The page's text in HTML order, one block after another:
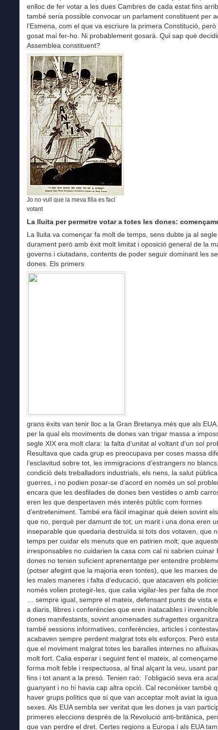
enlloc de fer votar a les dues Cambres de cada estat fins
també seria possible convocar un parlament constituent per
l’Esmena, com el que va escriure la primera Constitució,
gosat mai fer-ho. Ni probablement gosarà. Qui sap què
Assemblea constituent?
Jo no vull que la meva filla es faci
votant
La lluita per permetre votar a totes les dones:
La lluita va començar fa molt de temps, sens dubte ja al
durament però amb èxit molt limitat i oposició general de la
governs i ciutadans, contents de poder seguir dominant les
dones. Els primers
grans èxits van tenir lloc a la Gran Bretanya més que als
per la qual els moviments de dones van trigar massa a
segle XIX era molt clara: la falta d’unitat al voltant d’un sol
Resultava que cada grup es preocupava per coses massa
l’esclavitud sobre tot, les immigracions d’estrangers no
condició dels treballadors industrials, els nens, la salut
guerres, i no podien posar-se d’acord en només un sol
encara que les desfilades de dones ben vestides o amb
eren les que despertaven més interès públic com formes
d’entreteniment. També era fàcil imaginar què deien sovint
que no, perquè per damunt de tot, un marit i una dona eren
inseparable que quedaria destruïda si tots dos votaven, que
temps per cuidar els menuts que en patirien molt, que
irresponsables no cuidarien la casa com cal ni sabrien cuinar
dones no tenien suficient aprenentatge per entendre
(potser afegint que la majoria eren tontes), que les marxes
les males maneres i falta d’educació, que atacaven els
només volien protegir-les, que calia vigilar-les per falta de
… sempre igual, sempre el mateix, defensant punts de vista
a diaris, llibres i conferències que eren inatacables i
dones manifestants, sovint anomenades sufragettes
també sessions informatives, conferències, articles i
acabaven sempre perdent malgrat tots els esforços. Però
que el moviment malgrat totes les baralles internes no
molt fort. Calia esperar i seguint fent el mateix, al
forma molt feble i respectuosa, al final alçant la veu, usant
fins i tot anant a la presó. Tenien raó: l’obligació seva era
guanyant i no hi havia cap altra opció. Cal reconèixer també
haver grups polítics que sí que van acceptar molt aviat la
sexes. Als EUA sembla ser veritat que les dones ja van
primeres eleccions després de la Revolució anti-britànica,
que van perdre el dret. Certes regions a Europa i als EUA